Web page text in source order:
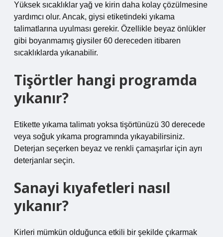
Yüksek sıcaklıklar yağ ve kirin daha kolay çözülmesine
yardımcı olur. Ancak, giysi etiketindeki yıkama
talimatlarına uyulması gerekir. Özellikle beyaz önlükler
gibi boyanmamış giysiler 60 dereceden itibaren
sıcaklıklarda yıkanabilir.
Tişörtler hangi programda
yıkanır?
Etikette yıkama talimatı yoksa tişörtünüzü 30 derecede
veya soğuk yıkama programında yıkayabilirsiniz.
Deterjan seçerken beyaz ve renkli çamaşırlar için ayrı
deterjanlar seçin.
Sanayi kıyafetleri nasıl
yıkanır?
Kirleri mümkün olduğunca etkili bir şekilde çıkarmak